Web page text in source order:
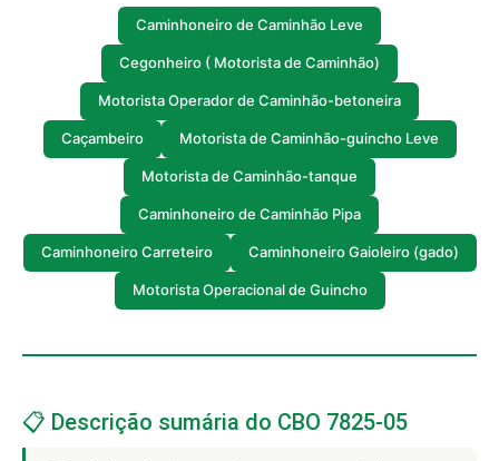
Caminhoneiro de Caminhão Leve
Cegonheiro ( Motorista de Caminhão)
Motorista Operador de Caminhão-betoneira
Caçambeiro Motorista de Caminhão-guincho Leve
Motorista de Caminhão-tanque
Caminhoneiro de Caminhão Pipa
Caminhoneiro Carreteiro Caminhoneiro Gaioleiro (gado)
Motorista Operacional de Guincho
📋 Descrição sumária do CBO 7825-05